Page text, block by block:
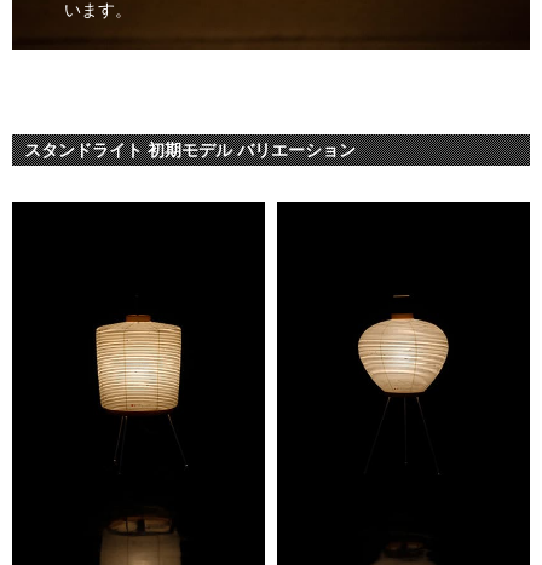
います。
スタンドライト 初期モデル バリエーション